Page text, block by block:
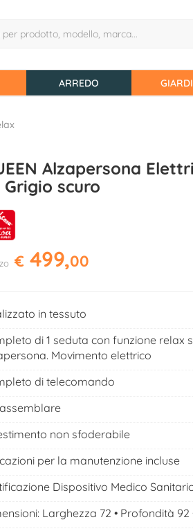
ARREDO
Alzapersona
Grigio scuro
€ 499,00
in tessuto
di 1 seduta con funzione relax
Movimento elettrico
di telecomando
non sfoderabile
per la manutenzione incluse
Dispositivo Medico
Larghezza 72 • Profondità 92